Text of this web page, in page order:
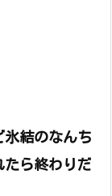
氷結のなんち
たら終わりだ